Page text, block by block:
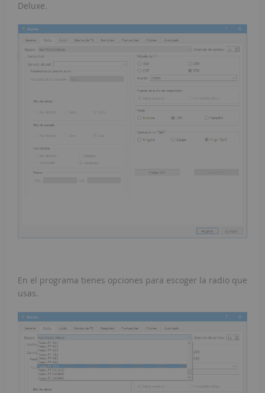
Deluxe.
En el programa tienes opciones para escoger la radio que
usas.